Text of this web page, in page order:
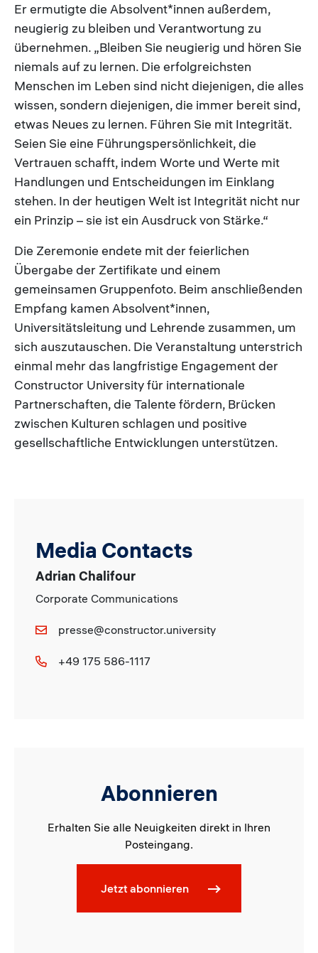
Er ermutigte die Absolvent*innen außerdem,
neugierig zu bleiben und Verantwortung zu
übernehmen. „Bleiben Sie neugierig und hören Sie
niemals auf zu lernen. Die erfolgreichsten
Menschen im Leben sind nicht diejenigen, die alles
wissen, sondern diejenigen, die immer bereit sind,
etwas Neues zu lernen. Führen Sie mit Integrität.
Seien Sie eine Führungspersönlichkeit, die
Vertrauen schafft, indem Worte und Werte mit
Handlungen und Entscheidungen im Einklang
stehen. In der heutigen Welt ist Integrität nicht nur
ein Prinzip – sie ist ein Ausdruck von Stärke.“
Die Zeremonie endete mit der feierlichen
Übergabe der Zertifikate und einem
gemeinsamen Gruppenfoto. Beim anschließenden
Empfang kamen Absolvent*innen,
Universitätsleitung und Lehrende zusammen, um
sich auszutauschen. Die Veranstaltung unterstrich
einmal mehr das langfristige Engagement der
Constructor University für internationale
Partnerschaften, die Talente fördern, Brücken
zwischen Kulturen schlagen und positive
gesellschaftliche Entwicklungen unterstützen.
Media Contacts
Adrian Chalifour
Corporate Communications
presse@constructor.university
+49 175 586-1117
Abonnieren
Erhalten Sie alle Neuigkeiten direkt in Ihren
Posteingang.
Jetzt abonnieren